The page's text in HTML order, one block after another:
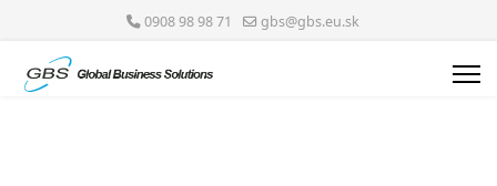
0908 98 98 71 gbs@gbs.eu.sk